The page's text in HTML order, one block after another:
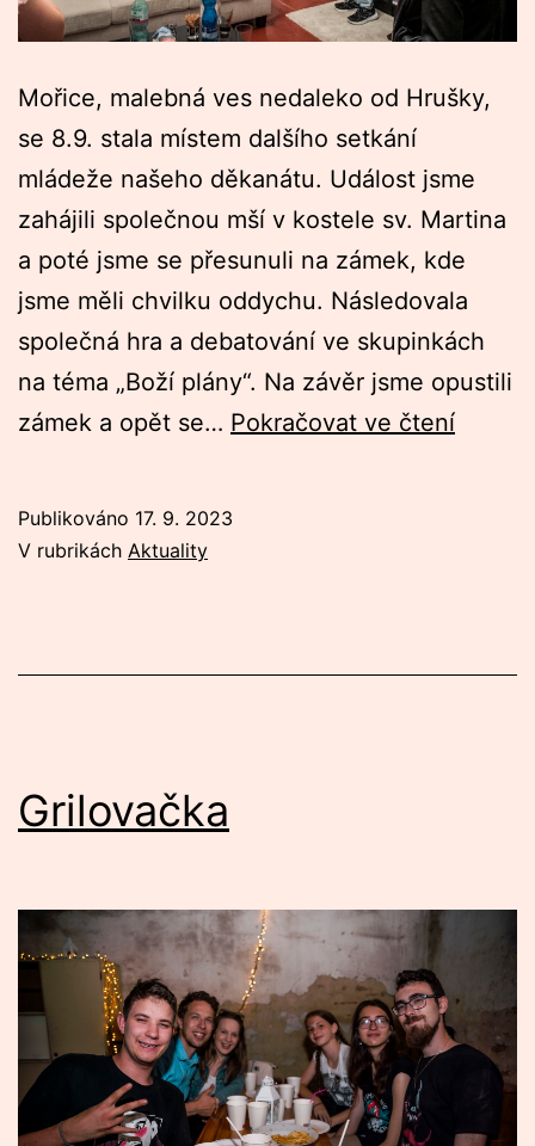
Mořice, malebná ves nedaleko od Hrušky,
se 8.9. stala místem dalšího setkání
mládeže našeho děkanátu. Událost jsme
zahájili společnou mší v kostele sv. Martina
a poté jsme se přesunuli na zámek, kde
jsme měli chvilku oddychu. Následovala
společná hra a debatování ve skupinkách
na téma „Boží plány“. Na závěr jsme opustili
zámek a opět se… Pokračovat ve čtení
Publikováno 17. 9. 2023
V rubrikách Aktuality
Grilovačka